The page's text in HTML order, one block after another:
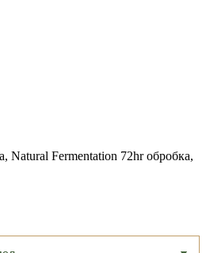
Natural Fermentation 72hr обробка,